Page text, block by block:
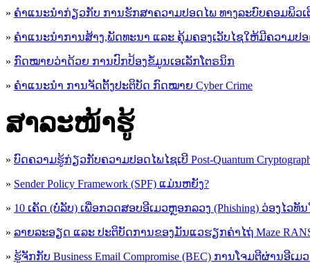
» ຄຳແນະນຳກ່ຽວກັບ ການຮັກສາຄວາມປອດໄພ ທາງລະບົບຄອມພິວເ
» ຄຳແນະນຳການສ້າງ,ພັດທະນາ ແລະ ຄຸ້ມຄອງເວັບໄຊໃຫ້ມີຄວາມປ
» ກົດໝາຍວ່າດ້ວຍ ການປົກປ້ອງຂໍ້ມູນເອເລັກໂຕຣນິກ
» ຄຳແນະນຳ ການຈັດຕັ້ງປະຕິບັດ ກົດໝາຍ Cyber Crime
ສາລະໜ້າຮູ້
» ບົດຄວາມຮູ້ກ່ຽວກັບຄວາມປອດໄພໄຊເບີ Post-Quantum
» Sender Policy Framework (SPF) ແມ່ນຫຍັງ?
» 10 ເຄັດ (ບໍ່ລັບ) ເພື່ອກວດສອບອີເມວຫຼອກລວງ (Phishing) ວ່ອງໄວທັ
» ລາຍລະອຽດ ແລະ ປະຕິບັດການຂອງມັນແວຮຽກຄ່າໄຖ່ Maze
» ຮູ້​ຈັກກັບ​ Business Email Compromise (BEC) ການ​ໂຈມ​ຕີ​ຜ່ານ​ອີ​ເ